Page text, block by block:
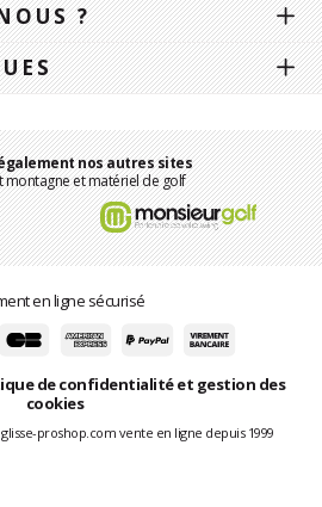
?
nos autres sites
et matériel de golf
en ligne sécurisé
de confidentialité et gestion des
cookies
proshop.com vente en ligne depuis 1999